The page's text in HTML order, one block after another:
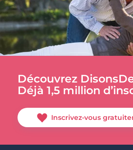
Découvrez
Déjà 1,5 million
Inscrivez-vous